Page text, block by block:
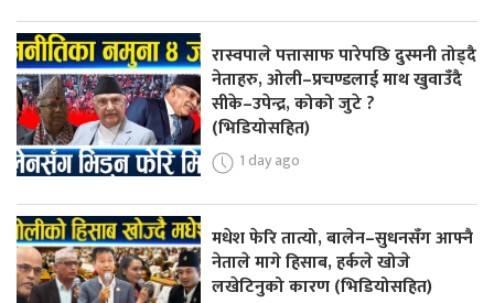
रास्वपाले पत्तासाफ पारेपछि दुस्मनी तोड्दै
नेताहरु, ओली–प्रचण्डलाई माथ खुवाउँदै
सीके–उपेन्द्र, कोको जुटे ?
(भिडियोसहित)
1 day ago
मधेश फेरि तात्यो, बालेन–सुधनसँग आफ्नै
नेताले मागे हिसाब, हर्कले खोजे
लखेटिनुको कारण (भिडियोसहित)